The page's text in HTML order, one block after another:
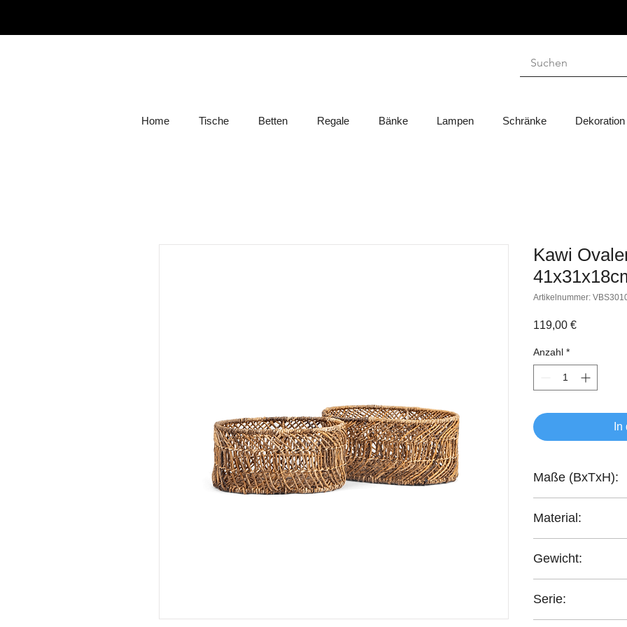
Home Tische Betten Regale Bänke Lampen Schränke Dekoration
Kawi
Artikelnummer:
119,00 €Preis
Anzahl *
Maße (BxTxH):
Material:
Gewicht:
Serie: